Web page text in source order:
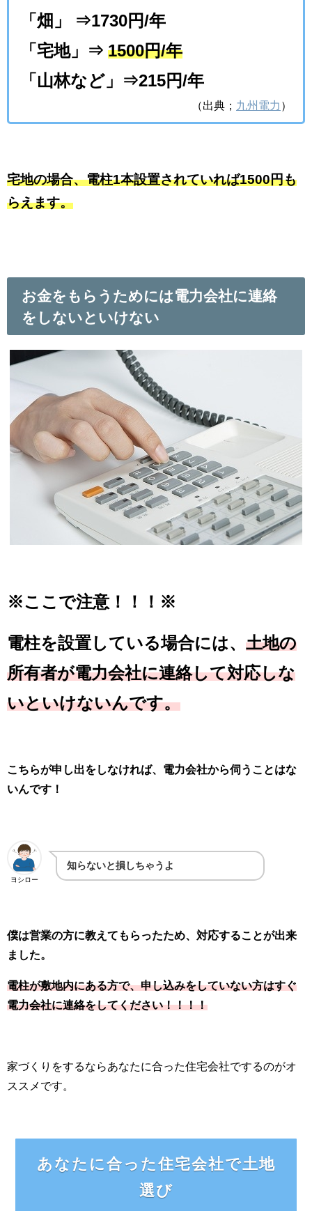
「畑」 ⇒1730円/年
「宅地」⇒ 1500円/年
「山林など」⇒215円/年
（出典； 九州電力 ）
宅地の場合、電柱1本設置されていれば1500円も
らえます。
お金をもらうためには電力会社に連絡
をしないといけない
※ ここで注意！！！※
電柱を設置している場合には、 土地の
所有者が電力会社に連絡して対応しな
いといけないんです。
こちらが申し出をしなければ、電力会社から伺うことはな
いんです！
ヨシロー
知らないと損しちゃうよ
僕は営業の方に教えてもらったため、対応することが出来
ました。
電柱が敷地内にある方で、申し込みをしていない方はすぐ
電力会社に連絡をしてください！！！！
家づくりをするならあなたに合った住宅会社でするのがオ
ススメです。
あなたに合った住宅会社で土地
選び